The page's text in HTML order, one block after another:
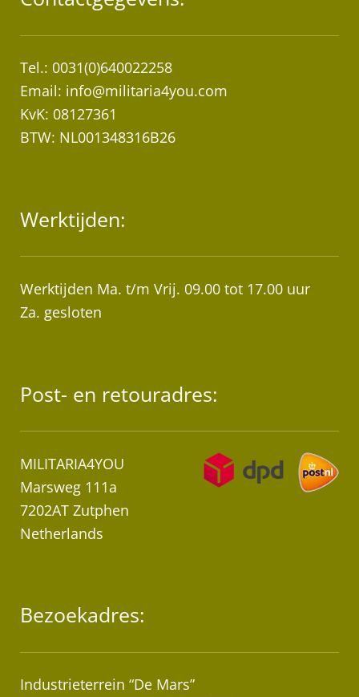
Tel.: 0031(0)640022258
Email: info@militaria4you.com
KvK: 08127361
BTW: NL001348316B26
Werktijden:
Werktijden Ma. t/m Vrij. 09.00 tot 17.00 uur
Za. gesloten
Post- en retouradres:
MILITARIA4YOU
Marsweg 111a
7202AT Zutphen
Netherlands
Bezoekadres:
Industrieterrein “De Mars”